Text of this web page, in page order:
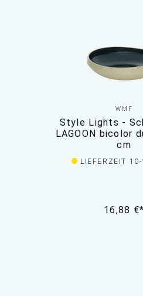
WMF
Style Lights -
LAGOON bicolor
cm
LIEFERZEIT
16,88 €*